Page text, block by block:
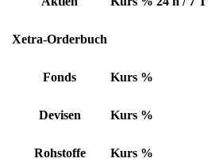
Xetra-Orderbuch
Fonds Kurs %
Devisen Kurs %
Rohstoffe Kurs %